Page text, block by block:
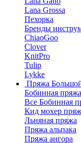
Lana Grossa
Пехорка
Бренды
ChiaoGoo
Clover
KnitPro
Tulip
Lykke
Пряжа
Бобинная пряжа
Все Бобинная
Кид мохер
Льняная пряжа
Пряжа альпака
Пряжа ангора